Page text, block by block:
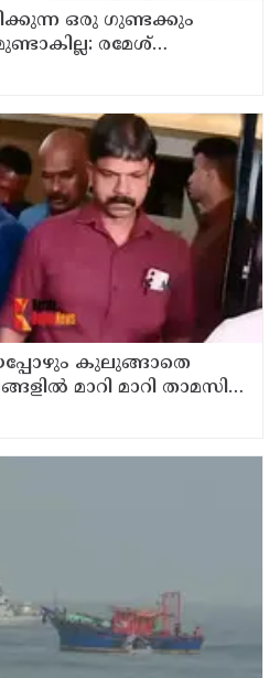
ഒരു ഗുണ്ടക്കും
രമേശ്
കുലുങ്ങാതെ
മാറി മാറി താമസിച്ച്
നേതാവ്